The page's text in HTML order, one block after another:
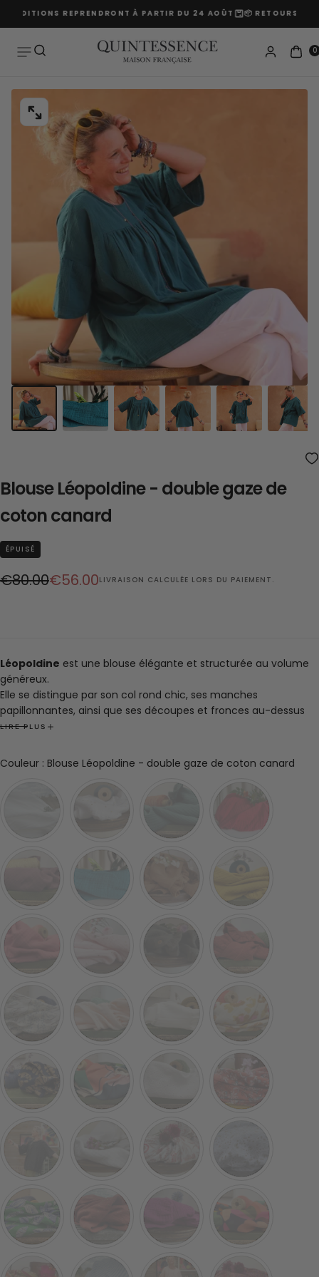
Passer
contenu
REPRENDRONT À PARTIR DU 24 AOÛT 📦 RETOURS
0
OUVRIR
FENÊTRE
MODALE
Blouse Léopoldine - double gaze de
coton canard
ÉPUISÉ
Prix
€80.00Prix
€56.00LIVRAISON CALCULÉE LORS DU PAIEMENT.
Léopoldine est une blouse élégante et structurée au volume
généreux.
Elle se distingue par son col rond chic, ses manches
papillonnantes, ainsi que ses découpes et fronces au-dessus
de la poitrine, offrant une allure à la fois casual et subtilement
Taille unique
100% coton
Fabrication :
Française, réalisée avec soin dans notre atelier à
Hauteur totale : 64 cm
Largeur poitrine : 150 cm
Longueur manche : 38 cm
Ouverture manche : 50 cm
Marine mesure 1m63 et porte habituellement du S, Mém
mesure 1m56 et porte habituellement du XXL, Anne Sophie,
mesure habituellement du XL, Amandine, Dominique et
Toutes portent la même taille unique.
LIRE PLUS
Couleur : Blouse Léopoldine - double gaze de coton canard